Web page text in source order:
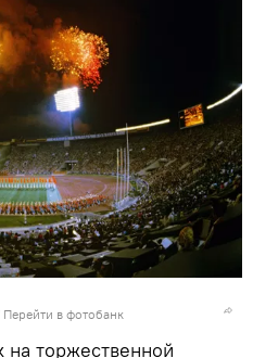
Перейти в фотобанк
торжественной